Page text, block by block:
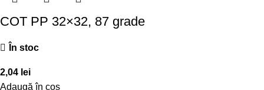
COT PP 32×32, 87 grade
În stoc
2,04 lei
Adaugă în coș